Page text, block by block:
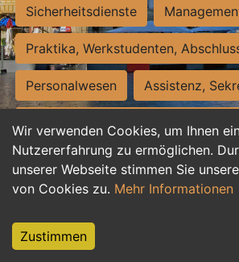
Wir verwenden Cookies, um Ihnen
Nutzererfahrung zu ermöglichen.
unserer Webseite stimmen Sie
von Cookies zu. Mehr Informationen
Zustimmen
Sicherheitsdienste
Praktika, Werkstudenten,
Personalwesen Assistenz,
Hilfskräfte, Aushilfs- und Nebenjobs
Einkauf, Logistik,
Weiterbildung, Studium, duale
Tourismus